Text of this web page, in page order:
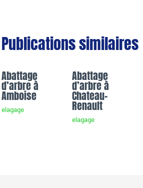
Publications similaires
Abattage
d’arbre à
Amboise
elagage
Abattage
d’arbre à
Chateau-
Renault
elagage